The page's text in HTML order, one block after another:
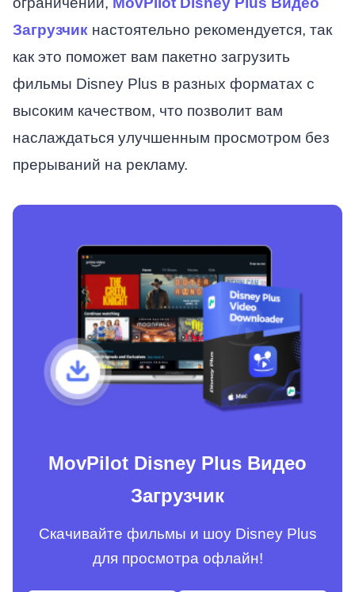
Загрузчикнастоятельно рекомендуется, так
как это поможет вам пакетно загрузить
фильмы Disney Plus в разных форматах с
высоким качеством, что позволит вам
наслаждаться улучшенным просмотром без
прерываний на рекламу.
MovPilot Disney Plus Видео
Загрузчик
Скачивайте фильмы и шоу Disney Plus
для просмотра офлайн!